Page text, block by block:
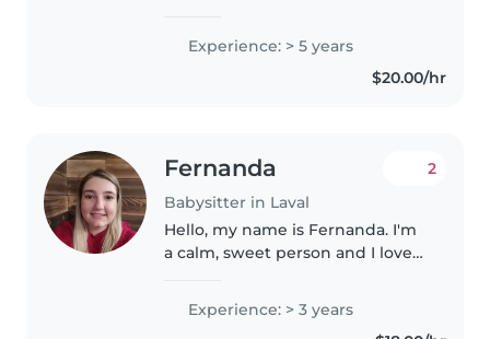
enjoy activities like drawing,
reading, and music while
Experience: > 5 years
$20.00/hr
Fernanda
Babysitter in Laval
2
Hello, my name is Fernanda. I'm
a calm, sweet person and I love
spiritually. If you need any
Experience: > 3 years